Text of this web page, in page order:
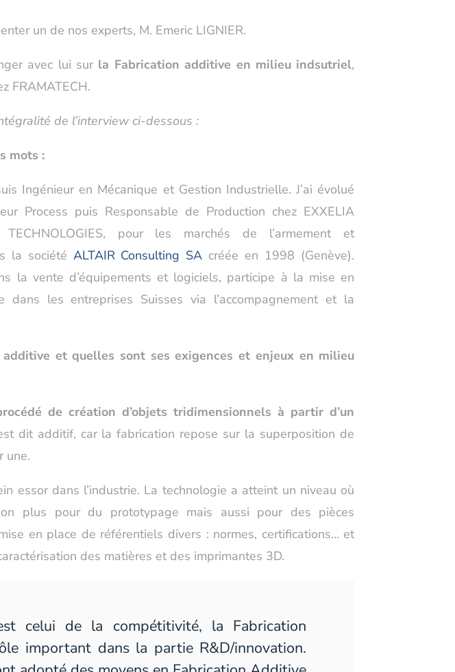
un de nos experts, M. Emeric LIGNIER.
avec lui sur la Fabrication additive en milieu indsutriel,
FRAMATECH.
de l’interview ci-dessous :
mots :
Ingénieur en Mécanique et Gestion Industrielle. J’ai évolué
Process puis Responsable de Production chez EXXELIA
TECHNOLOGIES, pour les marchés de l’armement et
la société ALTAIR Consulting SA créée en 1998 (Genève).
la vente d’équipements et logiciels, participe à la mise en
les entreprises Suisses via l’accompagnement et la
et quelles sont ses exigences et enjeux en milieu
de création d’objets tridimensionnels à partir d’un
dit additif, car la fabrication repose sur la superposition de
une.
essor dans l’industrie. La technologie a atteint un niveau où
plus pour du prototypage mais aussi pour des pièces
en place de référentiels divers : normes, certifications… et
des matières et des imprimantes 3D.
celui de la compétitivité, la Fabrication
important dans la partie R&D/innovation.